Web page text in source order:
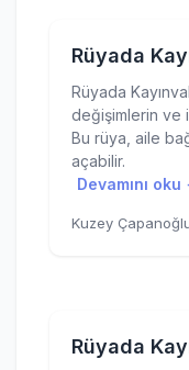
Rüyada
Rüyada
değişimlerin ve
Bu rüya, aile
açabilir.
Devamını oku
Kuzey
Rüyada